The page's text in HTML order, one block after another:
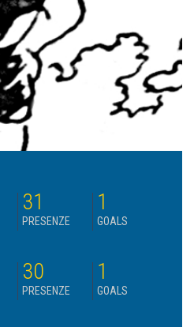
31
PRESENZE
1
GOALS
30
PRESENZE
1
GOALS